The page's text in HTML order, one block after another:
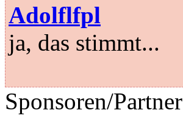
Adolflfpl
ja, das stimmt...
Sponsoren/Partner